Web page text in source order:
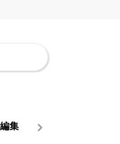
集